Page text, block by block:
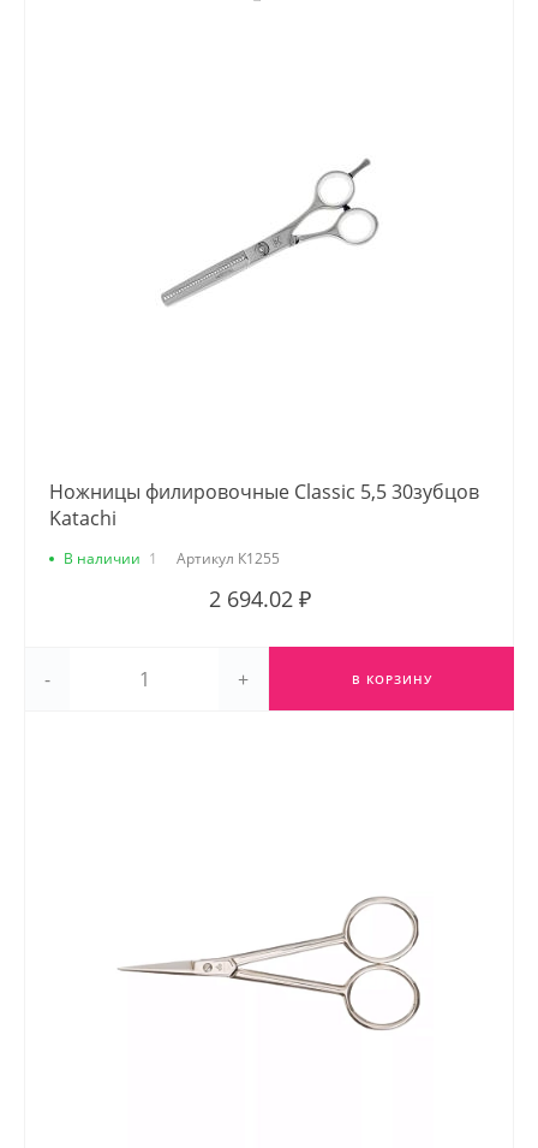
Ножницы филировочные Classic 5,5 30зубцов
Katachi
В наличии 1 Артикул К1255
2 694.02 ₽
- + В КОРЗИНУ